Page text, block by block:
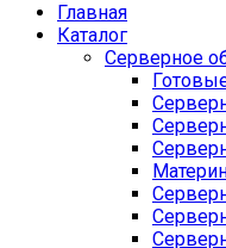
Главная
Каталог
Серверное